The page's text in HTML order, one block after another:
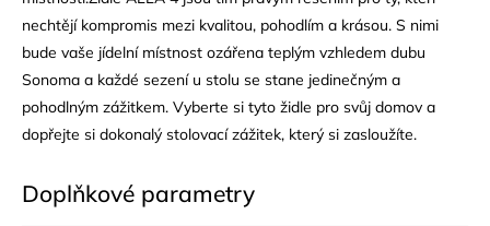
nechtějí kompromis mezi kvalitou, pohodlím a krásou. S nimi
bude vaše jídelní místnost ozářena teplým vzhledem dubu
Sonoma a každé sezení u stolu se stane jedinečným a
pohodlným zážitkem. Vyberte si tyto židle pro svůj domov a
dopřejte si dokonalý stolovací zážitek, který si zasloužíte.
Doplňkové parametry